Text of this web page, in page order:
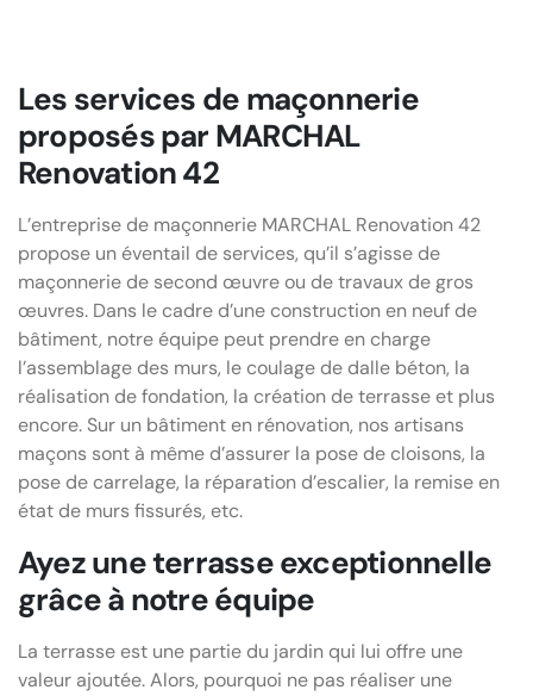
Les services de maçonnerie
proposés par MARCHAL
Renovation 42
L’entreprise de maçonnerie MARCHAL Renovation 42
propose un éventail de services, qu’il s’agisse de
maçonnerie de second œuvre ou de travaux de gros
œuvres. Dans le cadre d’une construction en neuf de
bâtiment, notre équipe peut prendre en charge
l’assemblage des murs, le coulage de dalle béton, la
réalisation de fondation, la création de terrasse et plus
encore. Sur un bâtiment en rénovation, nos artisans
maçons sont à même d’assurer la pose de cloisons, la
pose de carrelage, la réparation d’escalier, la remise en
état de murs fissurés, etc.
Ayez une terrasse exceptionnelle
grâce à notre équipe
La terrasse est une partie du jardin qui lui offre une
valeur ajoutée. Alors, pourquoi ne pas réaliser une